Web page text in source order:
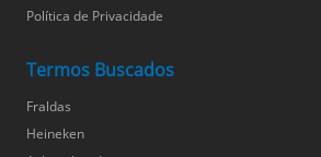
Política de Privacidade
Termos Buscados
Fraldas
Heineken